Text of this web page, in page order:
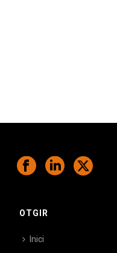
OTGIR
Inici